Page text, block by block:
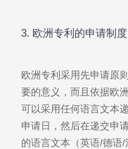
3. 欧洲专利的申请制度
欧洲专利采用先申请原
要的意义，而且依据欧
可以采用任何语言文本
申请日，然后在递交申
的语言文本（英语/德语/